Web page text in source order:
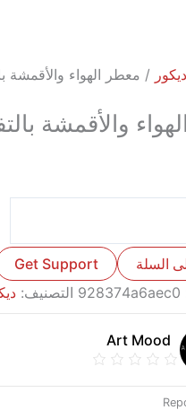
ديكور / معطر الهواء والأقمشة
والأقمشة
السلة
Get Support
928374a6aec0 التصنيف:
Art Mood